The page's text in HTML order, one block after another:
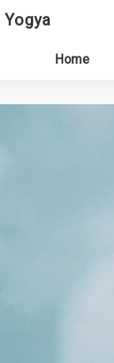
Yogya
Home